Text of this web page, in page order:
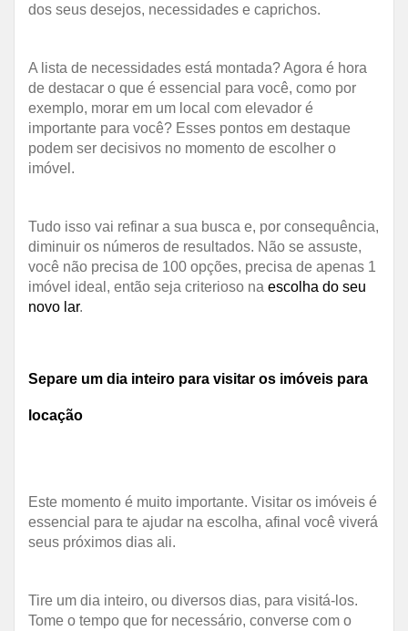
dos seus desejos, necessidades e caprichos.
A lista de necessidades está montada? Agora é hora
de destacar o que é essencial para você, como por
exemplo, morar em um local com elevador é
importante para você? Esses pontos em destaque
podem ser decisivos no momento de escolher o
imóvel.
Tudo isso vai refinar a sua busca e, por consequência,
diminuir os números de resultados. Não se assuste,
você não precisa de 100 opções, precisa de apenas 1
imóvel ideal, então seja criterioso na escolha do seu
novo lar.
Separe um dia inteiro para visitar os imóveis para
locação
Este momento é muito importante. Visitar os imóveis é
essencial para te ajudar na escolha, afinal você viverá
seus próximos dias ali.
Tire um dia inteiro, ou diversos dias, para visitá-los.
Tome o tempo que for necessário, converse com o